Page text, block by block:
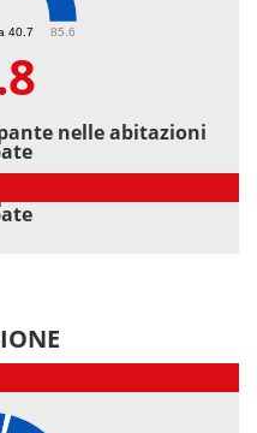
40.7 85.6
nelle abitazioni